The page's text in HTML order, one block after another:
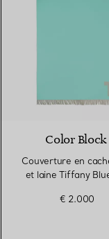
Color Block
Couverture en
et laine Tiffany
€ 2.000